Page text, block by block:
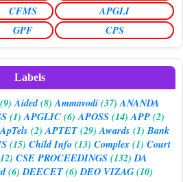
CFMS
APGLI
GPF CPS
Labels
(9) Aided(8) Ammavodi(37) ANANDA
(1) APGLIC(6) APOSS(14) APP(2)
ApTels (2) APTET(29) Awards (1) Bank
(15) Child Info(13) Complex(1) Court
CSE PROCEEDINGS(132) DA
(6) DEECET(6) DEO VIZAG(10)